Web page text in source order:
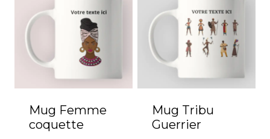
Mug Femme
coquette
Mug Tribu
Guerrier